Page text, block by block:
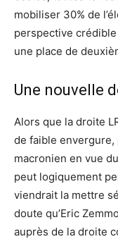
mobiliser 30% de
perspective
une place de
Une nouvelle
Alors que la droite
de faible
macronien en vue
peut logiquement
viendrait la mettre
doute qu’Eric
auprès de la droite